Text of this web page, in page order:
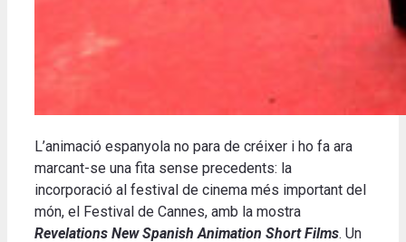
L’animació espanyola no para de créixer i ho fa ara
marcant-se una fita sense precedents: la
incorporació al festival de cinema més important del
món, el Festival de Cannes, amb la mostra
Revelations New Spanish Animation Short Films. Un